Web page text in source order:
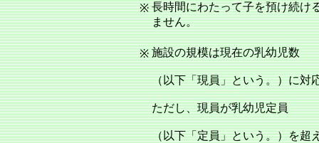
※ 長時間にわたって子を預け続け
ません。
※ 施設の規模は現在の乳幼児数
（以下「現員」という。）に対
ただし、現員が乳幼児定員
（以下「定員」という。）を超